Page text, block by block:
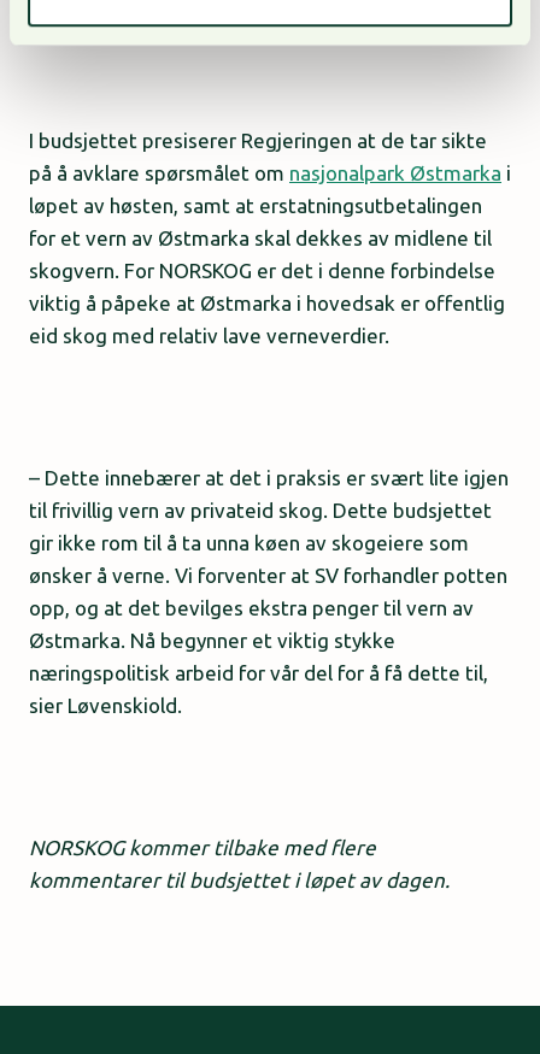
I budsjettet presiserer Regjeringen at de tar sikte
på å avklare spørsmålet om nasjonalpark Østmarka i
løpet av høsten, samt at erstatningsutbetalingen
for et vern av Østmarka skal dekkes av midlene til
skogvern. For NORSKOG er det i denne forbindelse
viktig å påpeke at Østmarka i hovedsak er offentlig
eid skog med relativ lave verneverdier.
– Dette innebærer at det i praksis er svært lite igjen
til frivillig vern av privateid skog. Dette budsjettet
gir ikke rom til å ta unna køen av skogeiere som
ønsker å verne. Vi forventer at SV forhandler potten
opp, og at det bevilges ekstra penger til vern av
Østmarka. Nå begynner et viktig stykke
næringspolitisk arbeid for vår del for å få dette til,
sier Løvenskiold.
NORSKOG kommer tilbake med flere
kommentarer til budsjettet i løpet av dagen.